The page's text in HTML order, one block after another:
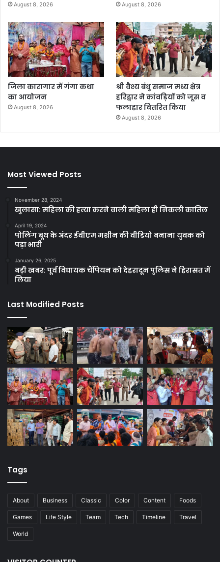
August 8, 2026 August 8, 2026
जिला कारागार में गंगा कथा
का आयोजन
August 8, 2026
श्री वैश्य बंधु समाज मध्य क्षेत्र
हरिद्वार ने कांवड़ियों को जूस व
फलाहार वितरित किया
August 8, 2026
Most Viewed Posts
November 28, 2024
खुलासा: महिला की हत्या करने वाली महिला ही निकली कातिल
April 19, 2024
पोलिंग बूथ के अंदर ईवीएम मशीन की वीडियो बनाना युवक को
पड़ा भारी
January 26, 2025
बड़ी खबर: पूर्व विधायक चैंपियन को देहरादून पुलिस ने हिरासत में
लिया
Last Modified Posts
Tags
About Business Classic Color Content Foods
Games Life Style Team Tech Timeline Travel
World